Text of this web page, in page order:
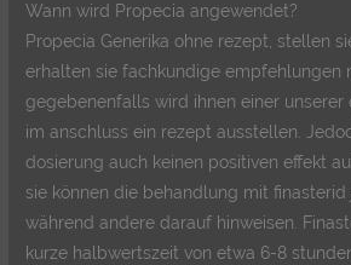
Wann wird Propecia angewendet?
Propecia Generika ohne rezept, stellen
erhalten sie fachkundige empfehlungen
gegebenenfalls wird ihnen einer unserer
im anschluss ein rezept ausstellen.
dosierung auch keinen positiven effekt
sie können die behandlung mit
während andere darauf hinweisen.
kurze halbwertszeit von etwa 6-8